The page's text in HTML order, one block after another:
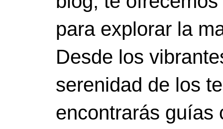
para explorar la
Desde los
serenidad de los
encontrarás guías